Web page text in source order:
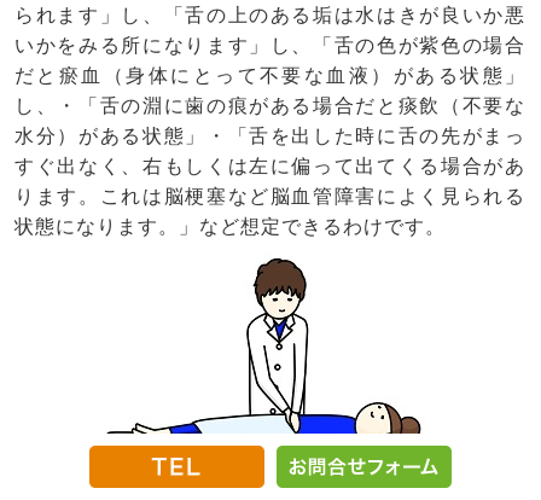
られます」し、「舌の上のある垢は水はきが良いか悪
いかをみる所になります」し、「舌の色が紫色の場合
だと瘀血（身体にとって不要な血液）がある状態」
し、・「舌の淵に歯の痕がある場合だと痰飲（不要な
水分）がある状態」・「舌を出した時に舌の先がまっ
すぐ出なく、右もしくは左に偏って出てくる場合があ
ります。これは脳梗塞など脳血管障害によく見られる
状態になります。」など想定できるわけです。